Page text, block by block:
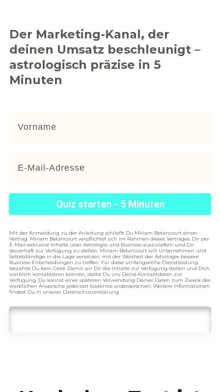
Der Marketing-Kanal, der
deinen Umsatz beschleunigt –
astrologisch präzise in 5
Minuten
Quiz starten - 5 Minuten
Mit der Anmeldung zu der Anleitung schließt Du Miriam Betancourt einen
Vertrag. Miriam Betancourt verpflichtet sich im Rahmen dieses Vertrages, Dir per
E-Mail exklusive Inhalte über Astrologie und Business auszuliefern und Dir
dauerhaft zur Verfügung zu stellen. Miriam Betancourt will Unternehmen und
Selbstständige in die Lage versetzen, mit der Weisheit der Astrologie bessere
Business-Entscheidungen zu treffen. Für diese umfangreiche Dienstleistung
bezahlst Du kein Geld. Damit wir Dir die Inhalte zur Verfügung stellen und Dich
werblich kontaktieren können, stellst Du uns Deine Kontaktdaten zur
Verfügung. Du kannst einer späteren Verwendung Deiner Daten zum Zweck der
werblichen Ansprache jederzeit kostenlos widersprechen. Weitere Informationen
findest Du in unserer Datenschutzerklärung